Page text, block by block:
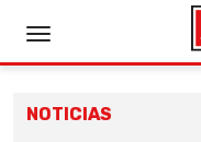
NOTICIAS